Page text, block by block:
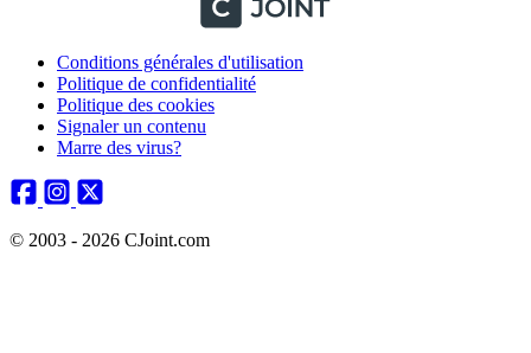
Conditions générales d'utilisation
Politique de confidentialité
Politique des cookies
Signaler un contenu
Marre des virus?
© 2003 - 2026 CJoint.com